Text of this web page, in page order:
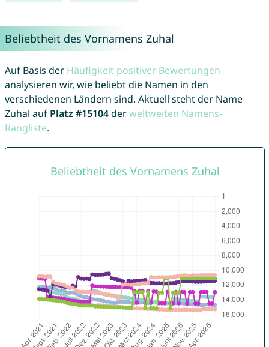
Beliebtheit des Vornamens Zuhal
Auf Basis der Häufigkeit positiver Bewertungen
analysieren wir, wie beliebt die Namen in den
verschiedenen Ländern sind. Aktuell steht der Name
Zuhal auf Platz #15104derweltweiten Namens-
Rangliste.